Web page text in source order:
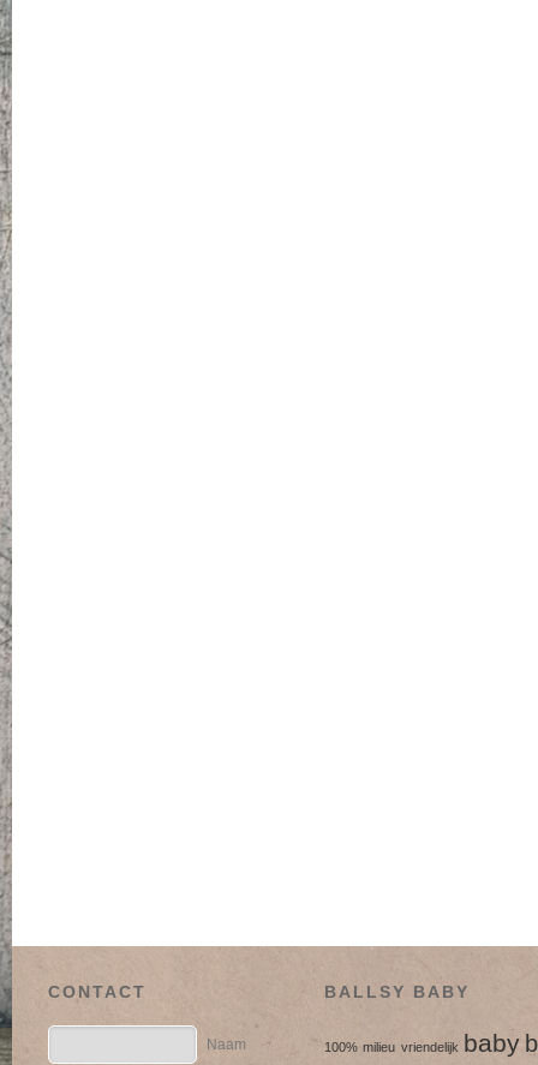
CONTACT
Naam
BALLSY BABY
100% milieu vriendelijk baby